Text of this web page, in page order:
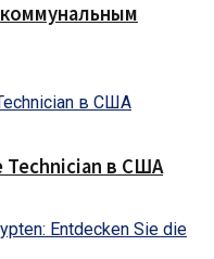
Technician в США